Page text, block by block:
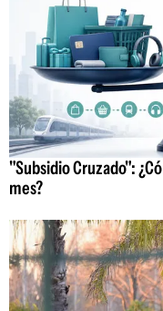
"Subsidio Cruzado":
mes?